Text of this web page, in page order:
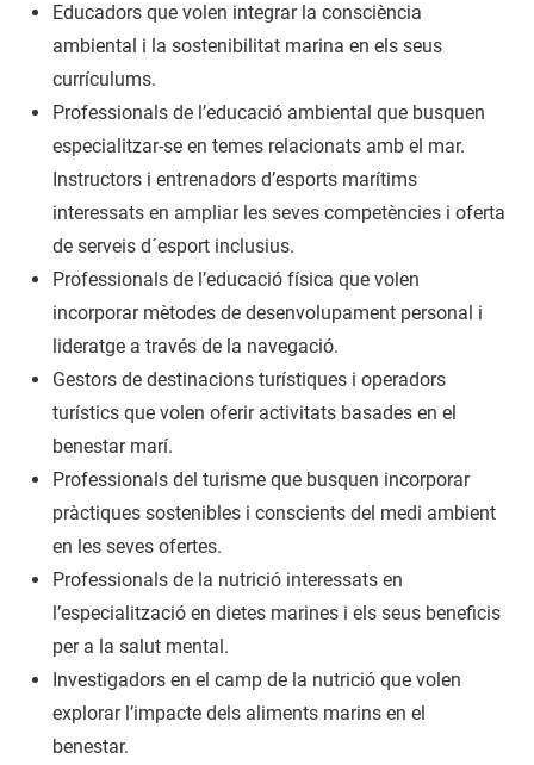
Educadors que volen integrar la consciència
ambiental i la sostenibilitat marina en els seus
currículums.
Professionals de l’educació ambiental que busquen
especialitzar-se en temes relacionats amb el mar.
Instructors i entrenadors d’esports marítims
interessats en ampliar les seves competències i oferta
de serveis d´esport inclusius.
Professionals de l’educació física que volen
incorporar mètodes de desenvolupament personal i
lideratge a través de la navegació.
Gestors de destinacions turístiques i operadors
turístics que volen oferir activitats basades en el
benestar marí.
Professionals del turisme que busquen incorporar
pràctiques sostenibles i conscients del medi ambient
en les seves ofertes.
Professionals de la nutrició interessats en
l’especialització en dietes marines i els seus beneficis
per a la salut mental.
Investigadors en el camp de la nutrició que volen
explorar l’impacte dels aliments marins en el
benestar.